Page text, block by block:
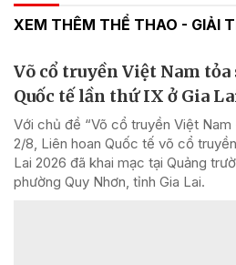
XEM THÊM THỂ THAO - GIẢI
Võ cổ truyền Việt Nam
Quốc tế lần thứ IX ở Gia
Với chủ đề “Võ cổ truyền Việt Nam
2/8, Liên hoan Quốc tế võ cổ
Lai 2026 đã khai mạc tại Quảng
phường Quy Nhơn, tỉnh Gia Lai.